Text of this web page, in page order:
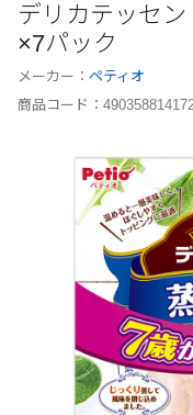
デリカテッセ
×7パック
メーカー： ペティオ
商品コード：